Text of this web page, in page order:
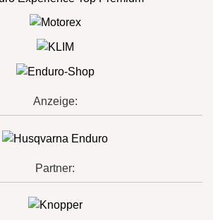
Anzeige:
Partner: